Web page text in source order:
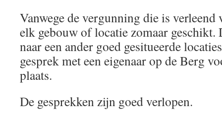
Vanwege de vergunning die is verleend
elk gebouw of locatie zomaar geschikt.
naar een ander goed gesitueerde
gesprek met een eigenaar op de Berg
plaats.
De gesprekken zijn goed verlopen.